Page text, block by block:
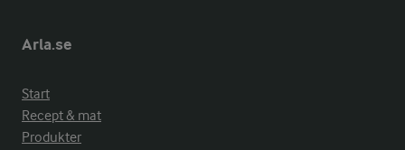
Arla.se
Start
Recept & mat
Produkter